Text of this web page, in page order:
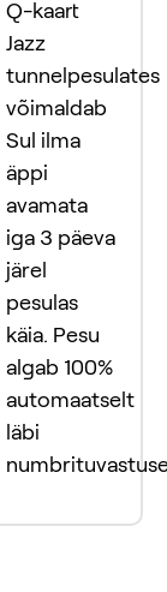
Q-kaart
Jazz
tunnelpesulates
võimaldab
Sul ilma
äppi
avamata
iga 3 päeva
järel
pesulas
käia. Pesu
algab 100%
automaatselt
läbi